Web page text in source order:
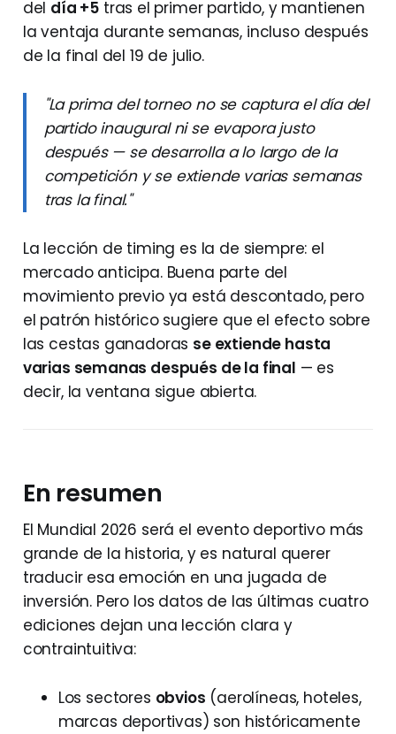
del día +5 tras el primer partido, y mantienen
la ventaja durante semanas, incluso después
de la final del 19 de julio.
"La prima del torneo no se captura el día del
partido inaugural ni se evapora justo
después — se desarrolla a lo largo de la
competición y se extiende varias semanas
tras la final."
La lección de timing es la de siempre: el
mercado anticipa. Buena parte del
movimiento previo ya está descontado, pero
el patrón histórico sugiere que el efecto sobre
las cestas ganadoras se extiende hasta
varias semanas después de la final — es
decir, la ventana sigue abierta.
En resumen
El Mundial 2026 será el evento deportivo más
grande de la historia, y es natural querer
traducir esa emoción en una jugada de
inversión. Pero los datos de las últimas cuatro
ediciones dejan una lección clara y
contraintuitiva:
Los sectores obvios (aerolíneas, hoteles,
marcas deportivas) son históricamente